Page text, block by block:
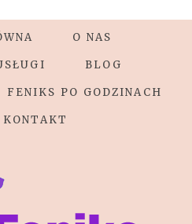
O NAS
BLOG
FENIKS PO GODZINACH
KONTAKT